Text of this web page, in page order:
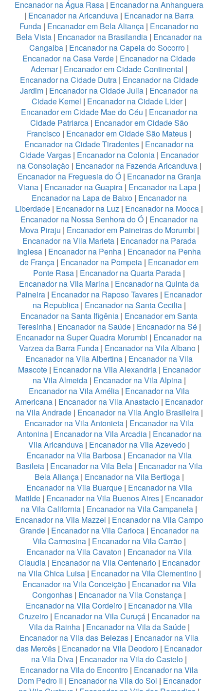
Encanador na Água Rasa | Encanador na Anhanguera
| Encanador na Aricanduva | Encanador na Barra
Funda | Encanador em Bela Aliança | Encanador no
Bela Vista | Encanador na Brasilandia | Encanador na
Cangaiba | Encanador na Capela do Socorro |
Encanador na Casa Verde | Encanador na Cidade
Ademar| Encanador em Cidade Continental |
Encanador na Cidade Dutra | Encanador na Cidade
Jardim | Encanador na Cidade Julia | Encanador na
Cidade Kemel | Encanador na Cidade Lider|
Encanador em Cidade Mae do Céu | Encanador na
Cidade Patriarca| Encanador em Cidade São
Francisco | Encanador em Cidade São Mateus |
Encanador na Cidade Tiradentes | Encanador na
Cidade Vargas | Encanador na Colonia | Encanador
na Consolação | Encanador na Fazenda Aricanduva|
Encanador na Freguesia do Ó| Encanador na Granja
Viana| Encanador na Guapira| Encanador na Lapa|
Encanador na Lapa de Baixo | Encanador na
Liberdade | Encanador na Luz | Encanador na Mooca |
Encanador na Nossa Senhora do Ó| Encanador na
Mova Piraju | Encanador em Paineiras do Morumbi |
Encanador na Vila Marieta| Encanador na Parada
Inglesa | Encanador na Penha | Encanador na Penha
de França | Encanador na Pompeia| Encanador em
Ponte Rasa | Encanador na Quarta Parada |
Encanador na Vila Marina | Encanador na Quinta da
Paineira | Encanador na Raposo Tavares | Encanador
na Republica| Encanador na Santa Cecilia|
Encanador na Santa Ifigênia | Encanador em Santa
Teresinha| Encanador na Saúde| Encanador na Sé|
Encanador na Super Quadra Morumbi | Encanador na
Varzea da Barra Funda| Encanador na Vila Albano|
Encanador na Vila Albertina | Encanador na Vila
Mascote| Encanador na Vila Alexandria| Encanador
na Vila Almeida | Encanador na Vila Alpina |
Encanador na Vila Amélia | Encanador na Vila
Americana | Encanador na Vila Anastacio | Encanador
na Vila Andrade| Encanador na Vila Anglo Brasileira|
Encanador na Vila Antonieta | Encanador na Vila
Antonina| Encanador na Vila Arcadia | Encanador na
Vila Aricanduva | Encanador na Vila Azevedo |
Encanador na Vila Barbosa | Encanador na Vila
Basileia| Encanador na Vila Bela| Encanador na Vila
Bela Aliança| Encanador na Vila Bertioga|
Encanador na Vila Buarque| Encanador na Vila
Matilde | Encanador na Vila Buenos Aires | Encanador
na Vila California | Encanador na Vila Campanela |
Encanador na Vila Mazzei | Encanador na Vila Campo
Grande| Encanador na Vila Carioca| Encanador na
Vila Carmosina| Encanador na Vila Carrão|
Encanador na Vila Cavaton | Encanador na Vila
Claudia| Encanador na Vila Centenario| Encanador
na Vila Chica Luisa | Encanador na Vila Clementino|
Encanador na Vila Conceição| Encanador na Vila
Congonhas | Encanador na Vila Constança |
Encanador na Vila Cordeiro | Encanador na Vila
Cruzeiro | Encanador na Vila Curuçá | Encanador na
Vila da Rainha | Encanador na Vila da Saúde|
Encanador na Vila das Belezas | Encanador na Vila
das Mercês | Encanador na Vila Deodoro | Encanador
na Vila Diva | Encanador na Vila do Castelo |
Encanador na Vila do Encontro | Encanador na Vila
Dom Pedro II | Encanador na Vila do Sol | Encanador